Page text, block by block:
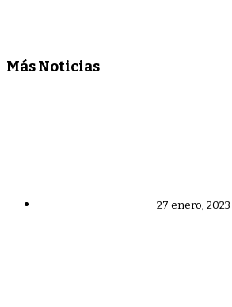
Más Noticias
27 enero, 2023